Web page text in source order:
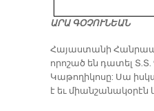
ԱՐԱ ԳՕՉՈՒՆԵԱՆ
​Հայաստանի
որոշած են դատել
Կաթողիկոսը: Սա
է եւ միանշանակօրէն